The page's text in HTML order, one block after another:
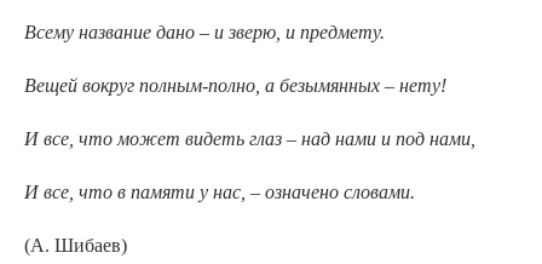
Всему название дано – и зверю, и предмету.
Вещей вокруг полным-полно, а безымянных – нету!
И все, что может видеть глаз – над нами и под нами,
И все, что в памяти у нас, – означено словами.
(А. Шибаев)